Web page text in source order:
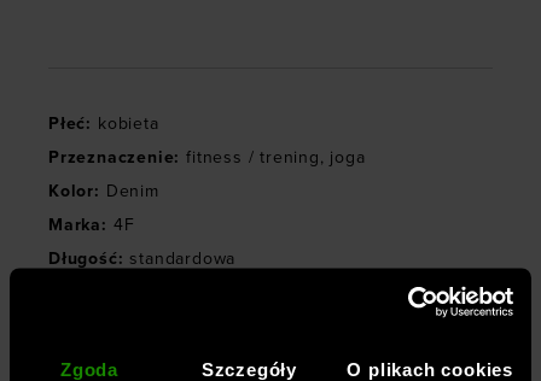
Zgoda Szczegóły O plikach cookies
Płeć: kobieta
Przeznaczenie: fitness / trening, joga
Kolor: Denim
Marka: 4F
Długość: standardowa
Stan
wysoki